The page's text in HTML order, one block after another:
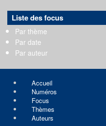
Liste des focus
Par thème
Par date
Par auteur
Accueil
Numéros
Focus
Thèmes
Auteurs